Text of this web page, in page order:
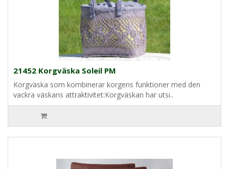
21452 Korgväska Soleil PM
Korgväska som kombinerar korgens funktioner med den
vackra väskans attraktivitet:Korgväskan har utsi..